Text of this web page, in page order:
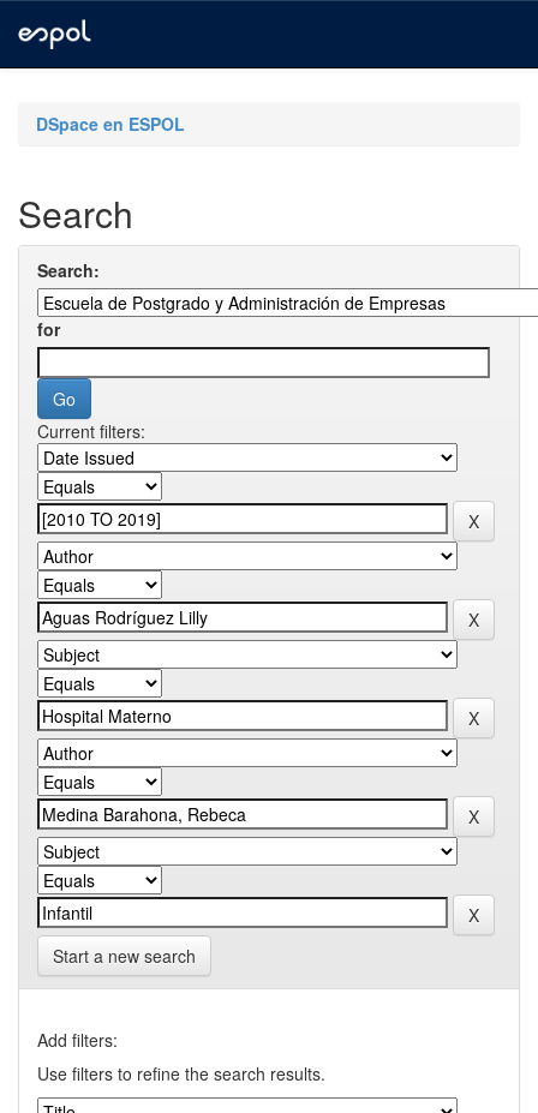
navigationDSpace en ESPOL
Search
Search:
for
Current filters:
Start a new search
Add filters:
Use filters to refine the search results.